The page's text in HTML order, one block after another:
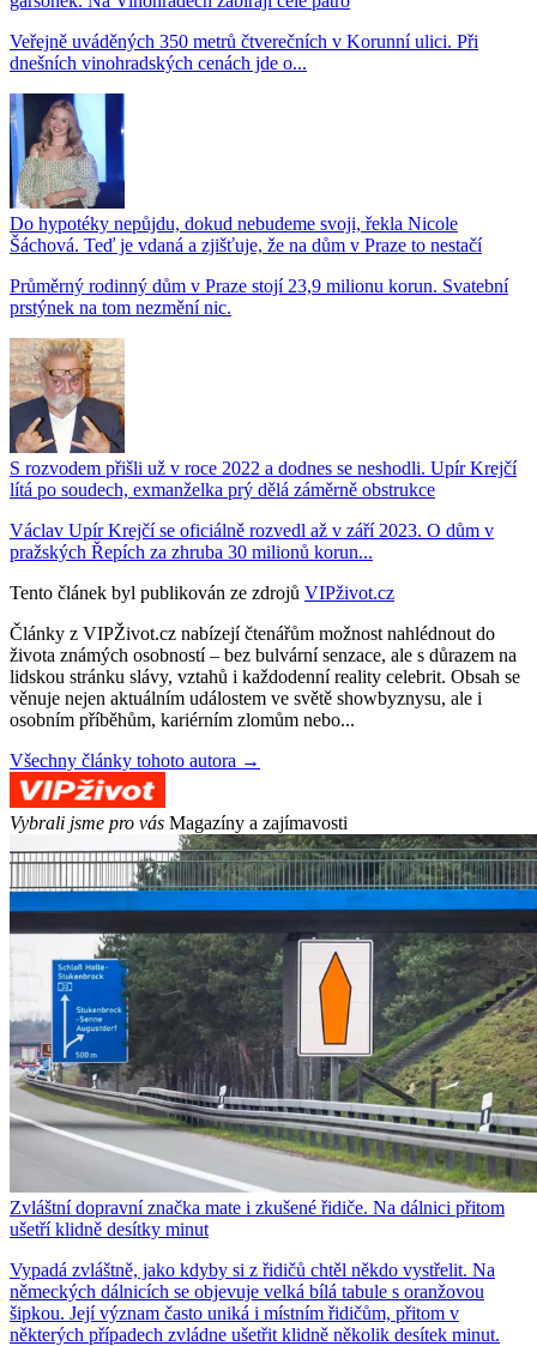
Veřejně uváděných 350 metrů čtverečních v Korunní ulici. Při
dnešních vinohradských cenách jde o...
Do hypotéky nepůjdu, dokud nebudeme svoji, řekla Nicole
Šáchová. Teď je vdaná a zjišťuje, že na dům v Praze to nestačí
Průměrný rodinný dům v Praze stojí 23,9 milionu korun. Svatební
prstýnek na tom nezmění nic.
S rozvodem přišli už v roce 2022 a dodnes se neshodli. Upír Krejčí
lítá po soudech, exmanželka prý dělá záměrně obstrukce
Václav Upír Krejčí se oficiálně rozvedl až v září 2023. O dům v
pražských Řepích za zhruba 30 milionů korun...
Tento článek byl publikován ze zdrojů VIPživot.cz
Články z VIPŽivot.cz nabízejí čtenářům možnost nahlédnout do
života známých osobností – bez bulvární senzace, ale s důrazem na
lidskou stránku slávy, vztahů i každodenní reality celebrit. Obsah se
věnuje nejen aktuálním událostem ve světě showbyznysu, ale i
osobním příběhům, kariérním zlomům nebo...
Všechny články tohoto autora →
Vybrali jsme pro vás Magazíny a zajímavosti
Zvláštní dopravní značka mate i zkušené řidiče. Na dálnici přitom
ušetří klidně desítky minut
Vypadá zvláštně, jako kdyby si z řidičů chtěl někdo vystřelit. Na
německých dálnicích se objevuje velká bílá tabule s oranžovou
šipkou. Její význam často uniká i místním řidičům, přitom v
některých případech zvládne ušetřit klidně několik desítek minut.